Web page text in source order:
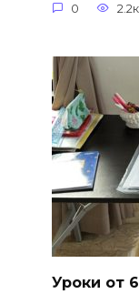
0 2.2к.
Уроки от